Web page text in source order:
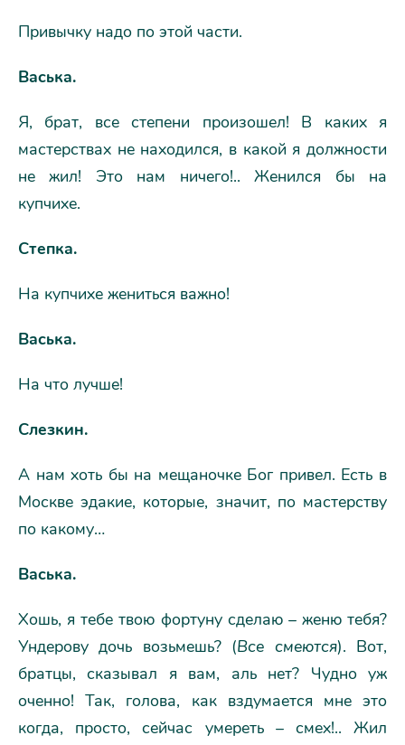
Привычку надо по этой части.
Васька.
Я, брат, все степени произошел! В каких я
мастерствах не находился, в какой я должности
не жил! Это нам ничего!.. Женился бы на
купчихе.
Степка.
На купчихе жениться важно!
Васька.
На что лучше!
Слезкин.
А нам хоть бы на мещаночке Бог привел. Есть в
Москве эдакие, которые, значит, по мастерству
по какому…
Васька.
Хошь, я тебе твою фортуну сделаю – женю тебя?
Ундерову дочь возьмешь? (Все смеются). Вот,
братцы, сказывал я вам, аль нет? Чудно уж
оченно! Так, голова, как вздумается мне это
когда, просто, сейчас умереть – смех!.. Жил